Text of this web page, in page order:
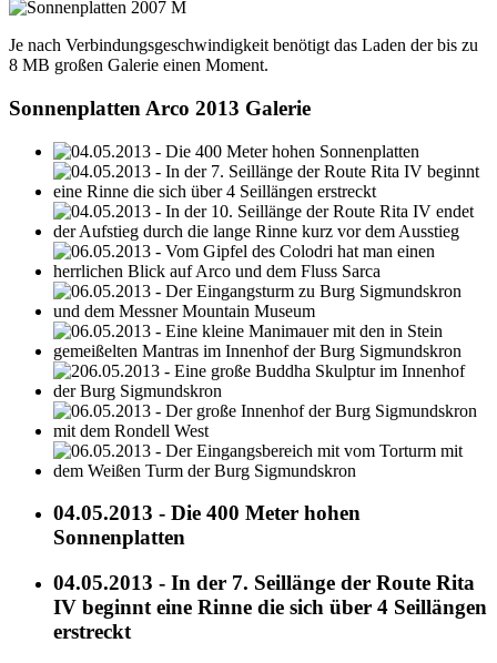
Je nach Verbindungsgeschwindigkeit benötigt das Laden der bis zu
8 MB großen Galerie einen Moment.
Sonnenplatten Arco 2013 Galerie
04.05.2013 - Die 400 Meter hohen
Sonnenplatten
04.05.2013 - In der 7. Seillänge der Route Rita
IV beginnt eine Rinne die sich über 4 Seillängen
erstreckt